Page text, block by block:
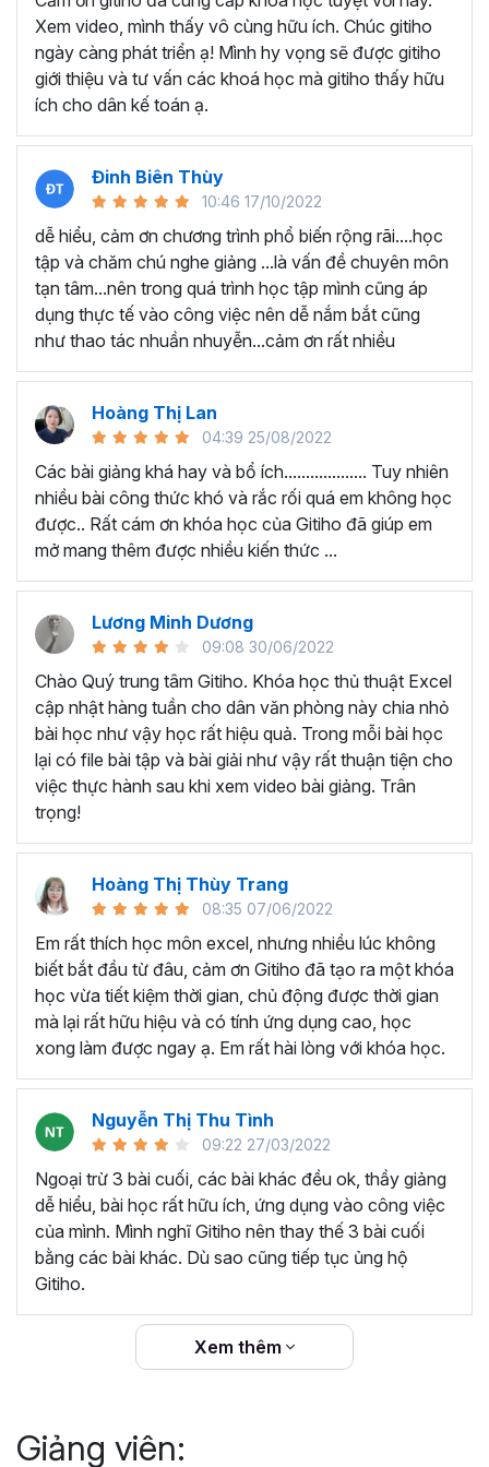
Học nhanh nhưng nhớ lâu bởi luôn có các bài tập
thực hành kèm với lý thuyết.
Các video bài giảng được xây dựng dựa trên các
chủ đề cụ thể, đồng thời chú trọng tối đa đến tính
ứng dụng cao. Đặc biệt, bộ videocác thủ thuật
khác, phù hợp với tất cả mọi đối tượng muốn tỏa
sáng nơi công sở với thủ thuật Excel nâng cao thông
minh và tạo kết quả bất ngờ trong công việc.
Bạn sẽ tự tin xử lý được mọi việc trên các công cụ
Excel một cách chuyên nghiệp giúp đẩy nhân được
tiến độ công việc, nâng cao hiệu suất làm việc lên
tới 5 lần.
Đặc biệt khiđăng ký khóa học EXG02học viên sẽ có cơ
hội nhận ưu đãi sở hữu trọn đời chỉ với
tác đăng ký khá đơn giản, bạn chỉ cần nhấn vào ĐĂNG
KÝ HỌC NGAY khóa học EXG08 trên gitiho.com là xong.
Nếu có bất cứ thắc mắc nào liên quan đến tớikhóa học
EXG02 - Thủ thuật Excel cập nhật hàng tuầnbạn hãy
để kết nối cho Gitiho qua hotline 0774 116 285 để được
tư vấn chi tiết nhé.
Nội dung bài giảng trong khóa
học thủ thuật trên Excel của
Gitiho?
Khóa học Thủ thuật Excel cập nhật các mẹo Excel văn
phòng hàng tuần, bạn có thể được update những nội
dung mới nhất về tin học văn phòng như sau:
Định dạng nhanh bằng công cụFormat Paintervà
toán, các thủ thuật excel tính tổng, đặt tên nhanh
cho bảng tính, hiển thị công thức trong ô, tạo ghi
chú và cố định dòng - cột.
Kỹ thuật định dạng và xử lý dữ liệu bao gồm tự động
thêm ký hiệu tiền tệ, viết biểu thức hóa học - toán
học và loại bỏ dữ liệu trùng lặp.
Tổng hợp thủ thuật với hàm, công thức bao gồm
cách tắt/mở gợi ý khi viết hàm, đặt tên và sử dụng
gian.
Tổng hợp hàm, công thức tính toán theo thời gian
như hàm tính toán theo tháng, tuổi, ngày hết hạn
hợp đồng,...
Hướng dẫn dùng các hàm và công thức nâng cao
nhưSUM, SUMIFS, VLOOKUP, INDEX, và các thủ
thuật hay trong Excel khác với hàm và công thức.
Những thiết lập chế độ làm việc trên Excel như thiết
lập theme, background, in ấn, và các thanh, tiêu đề,
đường kẻ lưới trong Excel.
và gán nội dung văn bản vào hình khối.
Xem video, mình thấy vô cùng hữu ích. Chúc gitiho
ngày càng phát triển ạ! Mình hy vọng sẽ được gitiho
giới thiệu và tư vấn các khoá học mà gitiho thấy hữu
ích cho dân kế toán ạ.
Đinh Biên Thùy
10:46 17/10/2022
dễ hiểu, cảm ơn chương trình phổ biến rộng rãi....học
tập và chăm chú nghe giảng ...là vấn đề chuyên môn
tạn tâm...nên trong quá trình học tập mình cũng áp
dụng thực tế vào công việc nên dễ nắm bắt cũng
như thao tác nhuần nhuyễn...cảm ơn rất nhiều
Hoàng Thị Lan
04:39 25/08/2022
Các bài giảng khá hay và bổ ích................... Tuy nhiên
nhiều bài công thức khó và rắc rối quá em không học
được.. Rất cám ơn khóa học của Gitiho đã giúp em
mở mang thêm được nhiều kiến thức ...
Lương Minh Dương
09:08 30/06/2022
Chào Quý trung tâm Gitiho. Khóa học thủ thuật Excel
cập nhật hàng tuần cho dân văn phòng này chia nhỏ
bài học như vậy học rất hiệu quả. Trong mỗi bài học
lại có file bài tập và bài giải như vậy rất thuận tiện cho
việc thực hành sau khi xem video bài giảng. Trân
trọng!
Hoàng Thị Thùy Trang
08:35 07/06/2022
Em rất thích học môn excel, nhưng nhiều lúc không
biết bắt đầu từ đâu, cảm ơn Gitiho đã tạo ra một khóa
học vừa tiết kiệm thời gian, chủ động được thời gian
mà lại rất hữu hiệu và có tính ứng dụng cao, học
xong làm được ngay ạ. Em rất hài lòng với khóa học.
Nguyễn Thị Thu Tình
09:22 27/03/2022
Ngoại trừ 3 bài cuối, các bài khác đều ok, thầy giảng
dễ hiểu, bài học rất hữu ích, ứng dụng vào công việc
của mình. Mình nghĩ Gitiho nên thay thế 3 bài cuối
bằng các bài khác. Dù sao cũng tiếp tục ủng hộ
Gitiho.
Xem thêm
Giảng viên: